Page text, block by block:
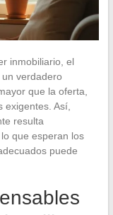
inmobiliario, el
verdadero
que la oferta,
Así,
resulta
que esperan los
puede